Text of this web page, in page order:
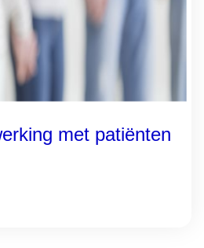
met patiënten